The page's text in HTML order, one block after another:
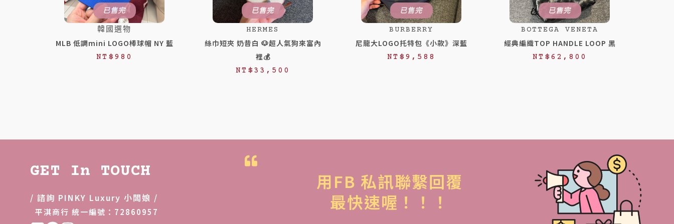
已售完
韓國選物
MLB 低調mini LOGO棒球帽 NY 藍
NT$ 980
已售完
HERMES
絲巾短夾 奶昔白 🐶超人氣狗來富內
裡💰
NT$ 33,500
已售完
BURBERRY
尼龍大LOGO托特包《小款》深藍
NT$ 9,588
已售完
BOTTEGA VENETA
經典編織TOP HANDLE LOOP 黑
NT$ 62,800
GET In TOUCH
/ 諮詢 PINKY Luxury 小闆娘 /
平淇商行 統一編號：72860957
用FB 私訊聯繫回覆
最快速喔！！！